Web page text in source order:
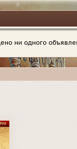
ни одного